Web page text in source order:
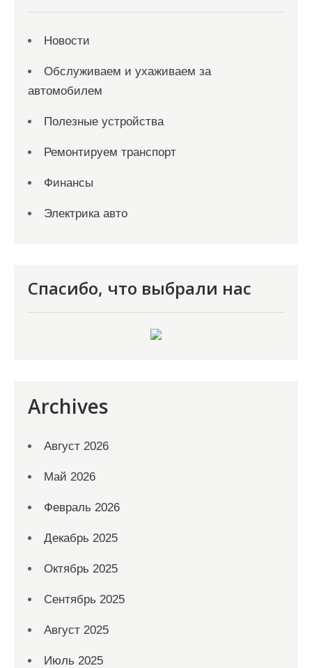
Новости
Обслуживаем и ухаживаем за
автомобилем
Полезные устройства
Ремонтируем транспорт
Финансы
Электрика авто
Спасибо, что выбрали нас
Archives
Август 2026
Май 2026
Февраль 2026
Декабрь 2025
Октябрь 2025
Сентябрь 2025
Август 2025
Июль 2025